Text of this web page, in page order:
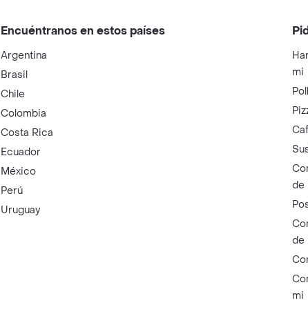
Encuéntranos en estos países
Argentina
Brasil
Chile
Colombia
Costa Rica
Ecuador
México
Perú
Uruguay
mi
de
de
mi